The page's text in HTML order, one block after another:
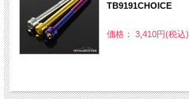
TB9191CHOICE
価格： 3,410円(税込)